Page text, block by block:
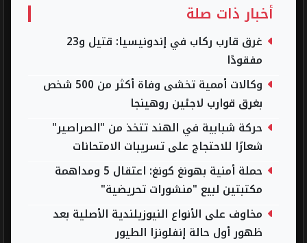
أخبار ذات صلة
غرق قارب ركاب في إندونيسيا: قتيل و23
مفقودًا
وكالات أممية تخشى وفاة أكثر من 500 شخص
بغرق قوارب لاجئين روهينجا
حركة شبابية في الهند تتخذ من "الصراصير"
شعارًا للاحتجاج على تسريبات الامتحانات
حملة أمنية بهونغ كونغ: اعتقال 5 ومداهمة
مكتبتين لبيع "منشورات تحريضية"
مخاوف على الأنواع النيوزيلندية الأصلية بعد
ظهور أول حالة إنفلونزا الطيور